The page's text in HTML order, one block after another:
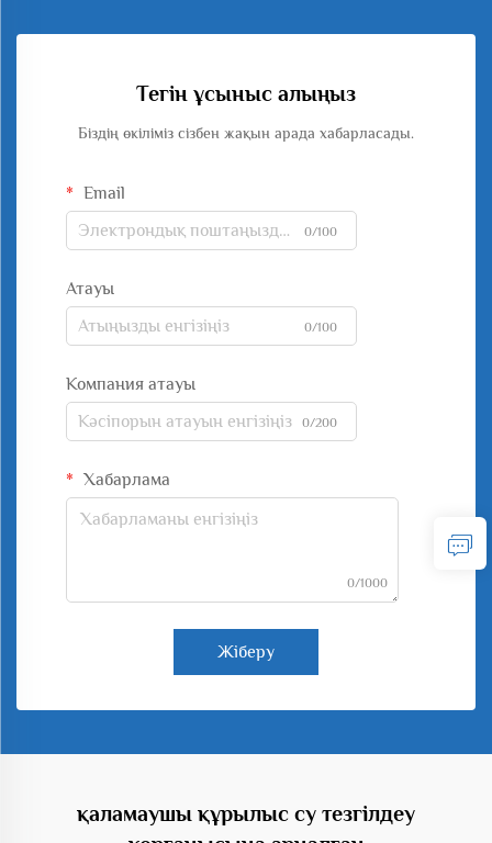
Тегін ұсыныс алыңыз
Біздің өкіліміз сізбен жақын арада хабарласады.
Email
0/100
Атауы
0/100
Компания атауы
0/200
Хабарлама
0/1000
Жіберу
қаламаушы құрылыс су тезгілдеу